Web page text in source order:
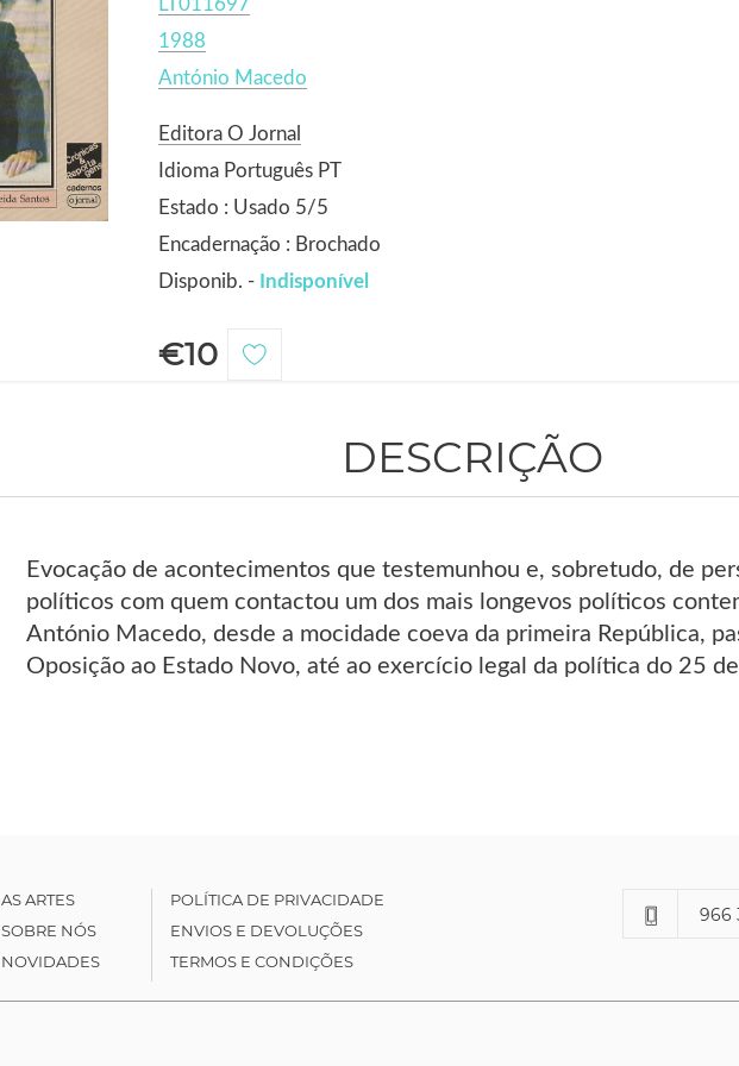
1988
António Macedo
Editora O Jornal
Idioma Português PT
Estado : Usado 5/5
Encadernação : Brochado
Disponib. - Indisponível
€10
DESCRIÇÃO
Evocação de acontecimentos que testemunhou e, sobretudo, de
políticos com quem contactou um dos mais longevos políticos
António Macedo, desde a mocidade coeva da primeira República,
Oposição ao Estado Novo, até ao exercício legal da política do 25
AS ARTES
SOBRE NÓS
NOVIDADES
POLÍTICA DE PRIVACIDADE
ENVIOS E DEVOLUÇÕES
TERMOS E CONDIÇÕES
966